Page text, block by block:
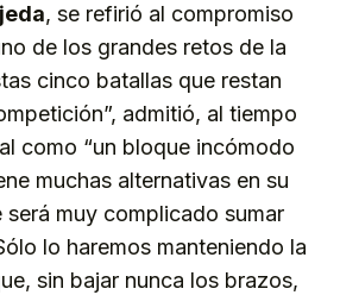
, se refirió al compromiso
de los grandes retos de la
cinco batallas que restan
admitió, al tiempo
como “un bloque incómodo
muchas alternativas en su
muy complicado sumar
lo haremos manteniendo la
sin bajar nunca los brazos,